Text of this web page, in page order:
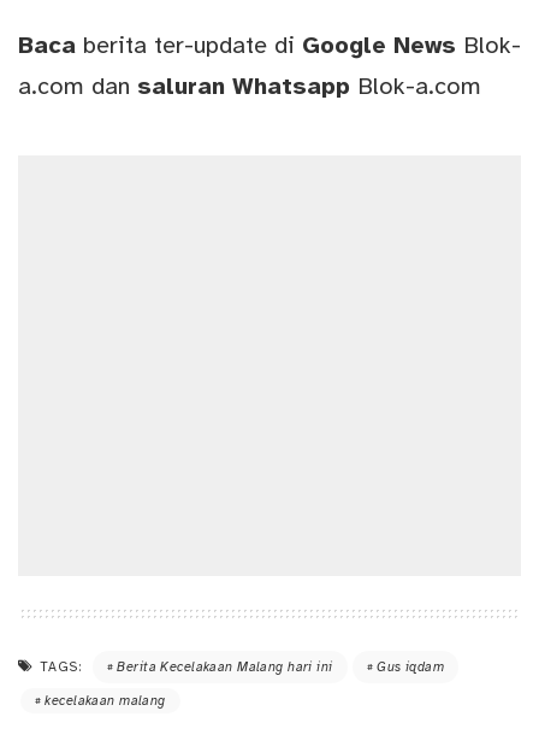
Baca berita ter-update di Google News Blok-
a.com dan saluran Whatsapp Blok-a.com
TAGS: Berita Kecelakaan Malang hari ini Gus iqdam
kecelakaan malang